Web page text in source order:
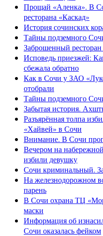
Прощай «Аленка». В
ресторана «Каскад»
История сочинских
Тайны подземного
Заброшенный ресторан
Исповедь приезжей:
сбежала обратно
Как в Сочи у ЗАО
отобрали
Тайны подземного
Забытая история.
Разъярённая толпа
«Хайвей» в Сочи
Внимание. В Сочи
Вечером на
избили девушку
Сочи криминальный.
На железнодорожном
парень
В Сочи охрана ТЦ
маски
Информация об
Сочи оказалась фейком